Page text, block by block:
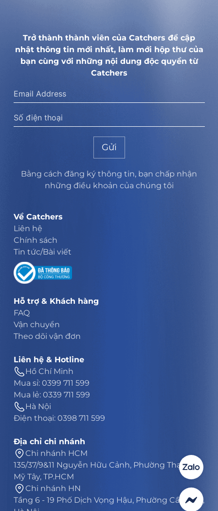
Trở thành thành viên của Catchers để cập
nhật thông tin mới nhất, làm mới hộp thư của
bạn cùng với những nội dung độc quyền từ
Catchers
Gửi
Bằng cách đăng ký thông tin, bạn chấp nhận
những điều khoản của chúng tôi
Về Catchers
Liên hệ
Chính sách
Tin tức/Bài viết
Hỗ trợ & Khách hàng
FAQ
Vận chuyển
Theo dõi vận đơn
Liên hệ & Hotline
Hồ Chí Minh
Mua sỉ: 0399 711 599
Mua lẻ: 0339 711 599
Hà Nội
Điện thoại: 0398 711 599
Địa chỉ chi nhánh
Chi nhánh HCM
135/37/9&11 Nguyễn Hữu Cảnh, Phường Thạnh
Mỹ Tây, TP.HCM
Chi nhánh HN
Tầng 6 - 19 Phố Dịch Vọng Hậu, Phường Cầu Giấy,